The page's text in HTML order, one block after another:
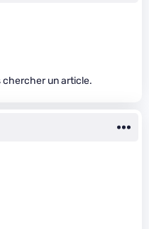
chercher un article.